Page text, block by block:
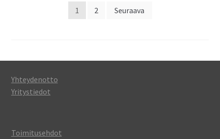
Artikkelien1 2 Seuraava
Yhteydenotto
Yritystiedot
Toimitusehdot